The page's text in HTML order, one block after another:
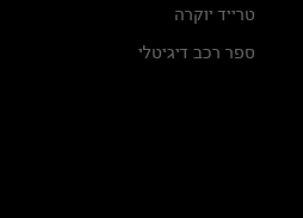
טרייד יוקרה
ספר רכב דיגיטלי